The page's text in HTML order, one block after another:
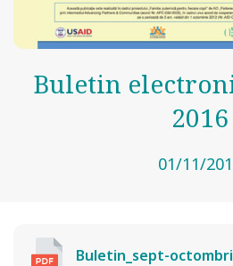
Buletin
2016
01/11/
Buletin_sept-